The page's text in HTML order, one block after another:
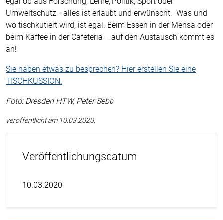
Umweltschutz– alles ist erlaubt und erwünscht. Was und
wo tischkutiert wird, ist egal. Beim Essen in der Mensa oder
beim Kaffee in der Cafeteria – auf den Austausch kommt es
an!
Sie haben etwas zu besprechen? Hier erstellen Sie eine
TISCHKUSSION.
Foto: Dresden HTW, Peter Sebb
veröffentlicht am 10.03.2020,
Veröffentlichungsdatum
10.03.2020